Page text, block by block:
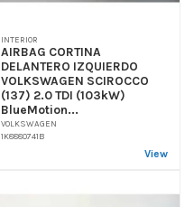
INTERIOR
AIRBAG CORTINA
DELANTERO IZQUIERDO
VOLKSWAGEN SCIROCCO
(137) 2.0 TDI (103kW)
BlueMotion...
VOLKSWAGEN
1K8880741B
View